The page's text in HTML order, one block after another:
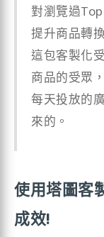
對瀏覽過
提升商品轉
這包客製化
商品的受眾
每天投放的
來的。
使用塔圖客
成效!